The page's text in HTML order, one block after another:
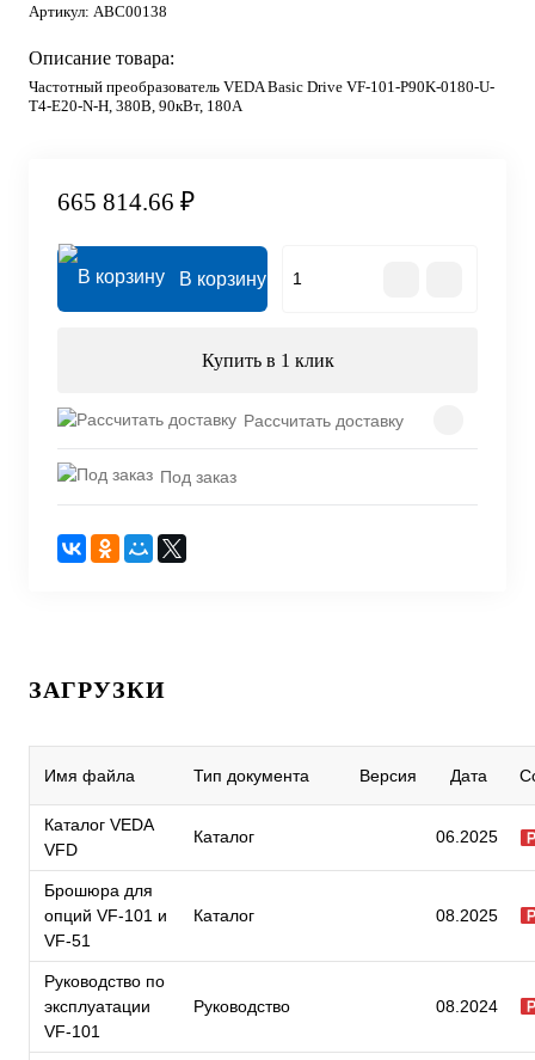
Артикул: ABC00138
Описание товара:
Частотный преобразователь VEDA Basic Drive VF-101-P90K-0180-U-
T4-E20-N-H, 380В, 90кВт, 180А
665 814.66 ₽
В корзину
Купить в 1 клик
Рассчитать доставку
Под заказ
ЗАГРУЗКИ
Имя файла Тип документа Версия Дата
Каталог VEDA
VFD
Каталог 06.2025
Брошюра для
опций VF-101 и
VF-51
Каталог 08.2025
Руководство по
эксплуатации
VF-101
Руководство 08.2024